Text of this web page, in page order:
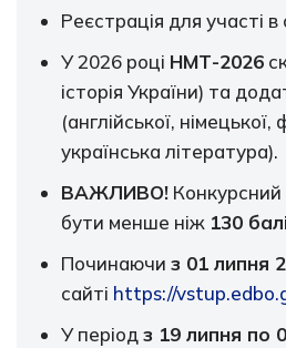
Реєстрація для участі
У 2026 році НМТ-2026
історія України) та
(англійської,
українська література).
ВАЖЛИВО!
бути менше ніж 130
Починаючиз 01 липня
сайті https://
У періодз 19 липня по